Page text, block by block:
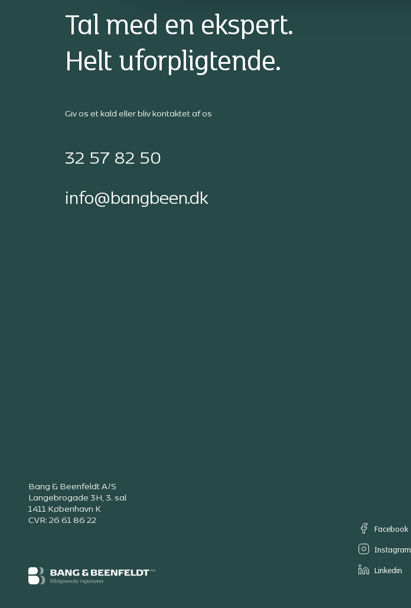
Tal med en ekspert.
Helt uforpligtende.
Giv os et kald eller bliv kontaktet af os
32 57 82 50
info@bangbeen.dk
Bang & Beenfeldt A/S
Langebrogade 3H, 3. sal
1411 København K
CVR: 26 61 86 22
Facebook
Instagram
Linkedin